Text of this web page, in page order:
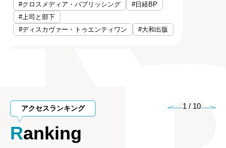
#クロスメディア・パブリッシング
#日経BP
#上司と部下
#ディスカヴァー・トゥエンティワン
#大和出版
アクセスランキング
Ranking
1 / 10